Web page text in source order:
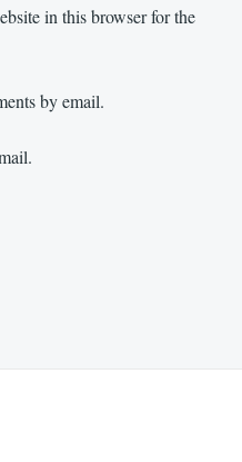
in this browser for the
by email.